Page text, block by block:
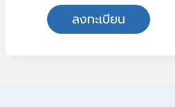
ลงทะเบียน